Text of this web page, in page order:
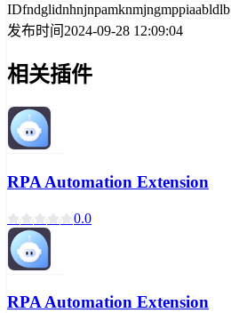
IDfndglidnhnjnpamknmjngmppiaabldlb
发布时间 2024-09-28 12:09:04
相关插件
RPA Automation Extension
0.0
RPA Automation Extension